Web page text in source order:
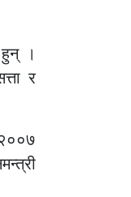
हुन् ।
र
२००७